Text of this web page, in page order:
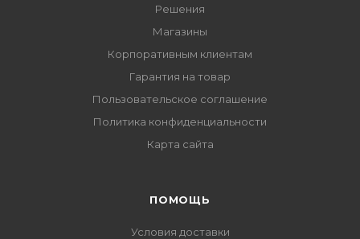
Решения
Магазины
Корпоративным клиентам
Гарантия на товар
Пользовательское соглашение
Политика конфиденциальности
Карта сайта
ПОМОЩЬ
Условия доставки